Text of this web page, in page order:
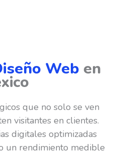
Web en
que no solo se ven
visitantes en clientes.
digitales optimizadas
un rendimiento medible